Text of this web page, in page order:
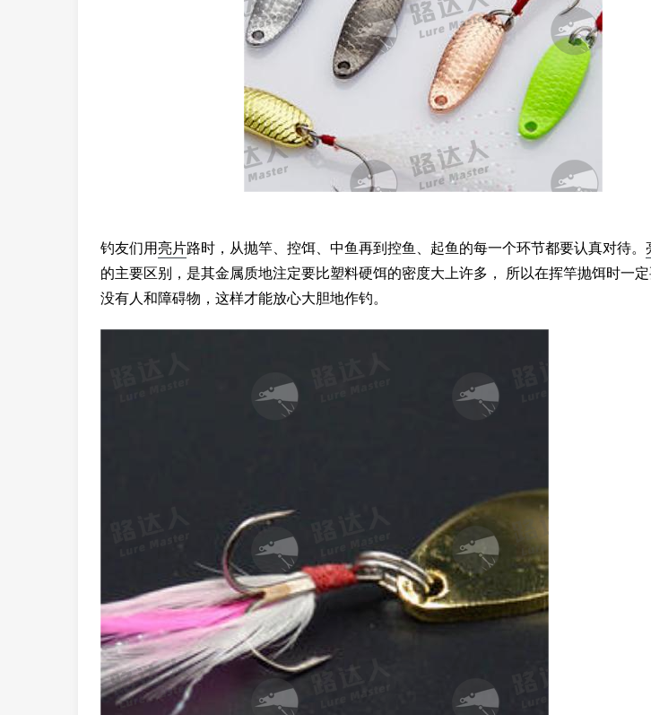
钓友们用亮片路时，从抛竿、控饵、中鱼再到控鱼、起鱼的每一个环节都要认真对待。
的主要区别，是其金属质地注定要比塑料硬饵的密度大上许多， 所以在挥竿抛饵时一
没有人和障碍物，这样才能放心大胆地作钓。